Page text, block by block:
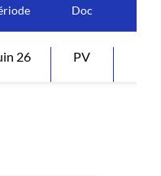
Doc
26 PV